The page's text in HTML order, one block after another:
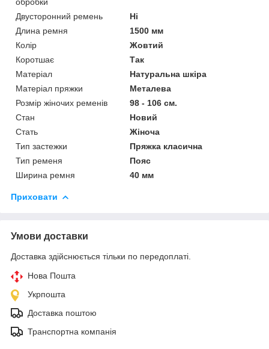
Двусторонний ремень
Ні
Длина ремня
1500 мм
Колір
Жовтий
Коротшає
Так
Матеріал
Натуральна шкіра
Матеріал пряжки
Металева
Розмір жіночих ременів
98 - 106 см.
Стан
Новий
Стать
Жіноча
Тип застежки
Пряжка класична
Тип ременя
Пояс
Ширина ремня
40 мм
Приховати
Умови доставки
Доставка здійснюється тільки по передоплаті.
Нова Пошта
Укрпошта
Доставка поштою
Транспортна компанія